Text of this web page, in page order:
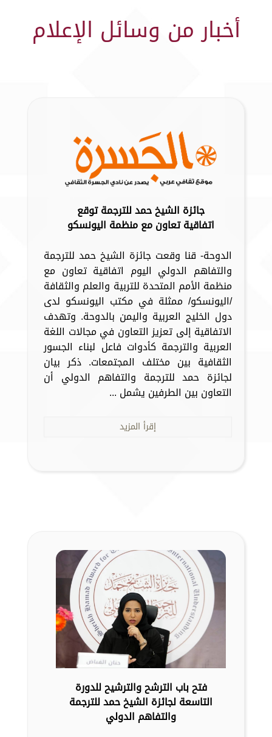
أخبار من وسائل الإعلام
جائزة الشيخ حمد للترجمة توقع
اتفاقية تعاون مع منظمة اليونسكو
الدوحة- قنا وقعت جائزة الشيخ حمد للترجمة
والتفاهم الدولي اليوم اتفاقية تعاون مع
منظمة الأمم المتحدة للتربية والعلم والثقافة
/اليونسكو/ ممثلة في مكتب اليونسكو لدى
دول الخليج العربية واليمن بالدوحة. وتهدف
الاتفاقية إلى تعزيز التعاون في مجالات اللغة
العربية والترجمة كأدوات فاعل لبناء الجسور
الثقافية بين مختلف المجتمعات. ذكر بيان
لجائزة حمد للترجمة والتفاهم الدولي أن
التعاون بين الطرفين يشمل ...
إقرأ المزيد
فتح باب الترشح والترشيح للدورة
التاسعة لجائزة الشيخ حمد للترجمة
والتفاهم الدولي